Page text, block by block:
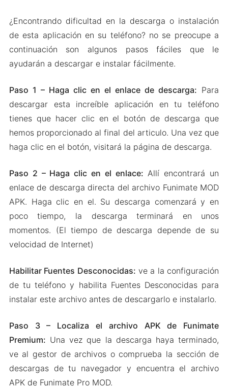
¿Encontrando dificultad en la descarga o instalación
de esta aplicación en su teléfono? no se preocupe a
continuación son algunos pasos fáciles que le
ayudarán a descargar e instalar fácilmente.
Paso 1 – Haga clic en el enlace de descarga: Para
descargar esta increíble aplicación en tu teléfono
tienes que hacer clic en el botón de descarga que
hemos proporcionado al final del articulo. Una vez que
haga clic en el botón, visitará la página de descarga.
Paso 2 – Haga clic en el enlace: Allí encontrará un
enlace de descarga directa del archivo Funimate MOD
APK. Haga clic en el. Su descarga comenzará y en
poco tiempo, la descarga terminará en unos
momentos. (El tiempo de descarga depende de su
velocidad de Internet)
Habilitar Fuentes Desconocidas: ve a la configuración
de tu teléfono y habilita Fuentes Desconocidas para
instalar este archivo antes de descargarlo e instalarlo.
Paso 3 – Localiza el archivo APK de Funimate
Premium: Una vez que la descarga haya terminado,
ve al gestor de archivos o comprueba la sección de
descargas de tu navegador y encuentra el archivo
APK de Funimate Pro MOD.